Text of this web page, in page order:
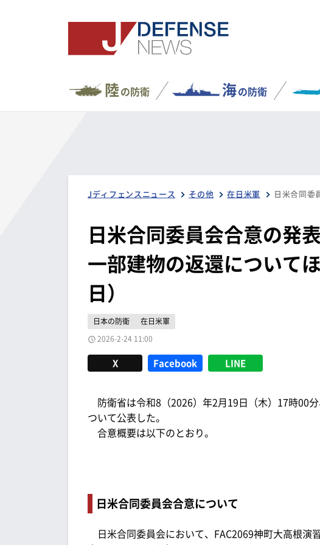
陸の防衛 海の防衛
Jディフェンスニュース その他 在日米軍
日米合同委員会合意の発
一部建物の返還について
日）
日本の防衛
在日米軍
2026-2-24 11:00
X Facebook LINE
防衛省は令和8（2026）年2月19日（木）17時00
ついて公表した。
合意概要は以下のとおり。
日米合同委員会合意について
日米合同委員会において、FAC2069神町大高根演